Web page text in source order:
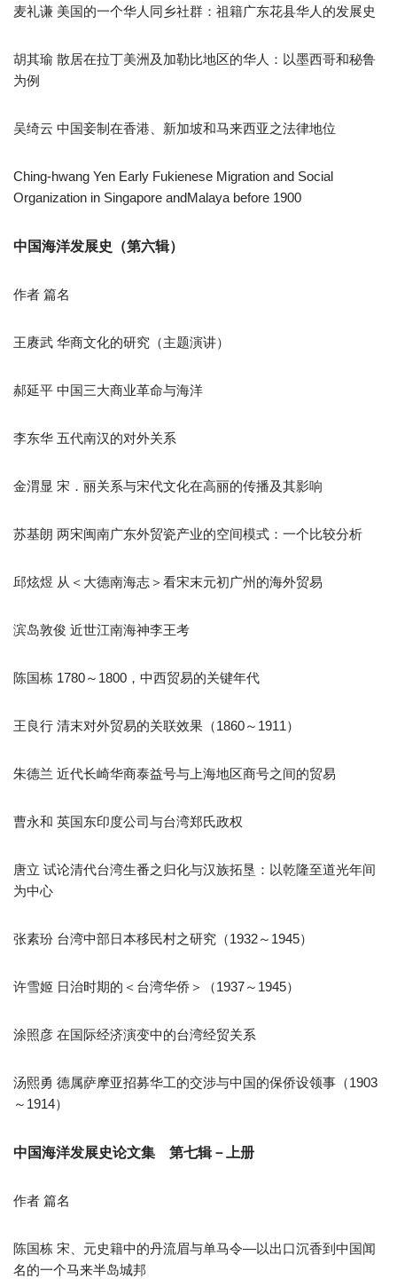
麦礼谦 美国的一个华人同乡社群：祖籍广东花县华人的发展史
胡其瑜 散居在拉丁美洲及加勒比地区的华人：以墨西哥和秘鲁
为例
吴绮云 中国妾制在香港、新加坡和马来西亚之法律地位
Ching-hwang Yen Early Fukienese Migration and Social
Organization in Singapore andMalaya before 1900
中国海洋发展史（第六辑）
作者 篇名
王赓武 华商文化的研究（主题演讲）
郝延平 中国三大商业革命与海洋
李东华 五代南汉的对外关系
金渭显 宋．丽关系与宋代文化在高丽的传播及其影响
苏基朗 两宋闽南广东外贸瓷产业的空间模式：一个比较分析
邱炫煜 从＜大德南海志＞看宋末元初广州的海外贸易
滨岛敦俊 近世江南海神李王考
陈国栋 1780～1800，中西贸易的关键年代
王良行 清末对外贸易的关联效果（1860～1911）
朱德兰 近代长崎华商泰益号与上海地区商号之间的贸易
曹永和 英国东印度公司与台湾郑氏政权
唐立 试论清代台湾生番之归化与汉族拓垦：以乾隆至道光年间
为中心
张素玢 台湾中部日本移民村之研究（1932～1945）
许雪姬 日治时期的＜台湾华侨＞（1937～1945）
涂照彦 在国际经济演变中的台湾经贸关系
汤熙勇 德属萨摩亚招募华工的交涉与中国的保侨设领事（1903
～1914）
中国海洋发展史论文集 第七辑－上册
作者 篇名
陈国栋 宋、元史籍中的丹流眉与单马令—以出口沉香到中国闻
名的一个马来半岛城邦